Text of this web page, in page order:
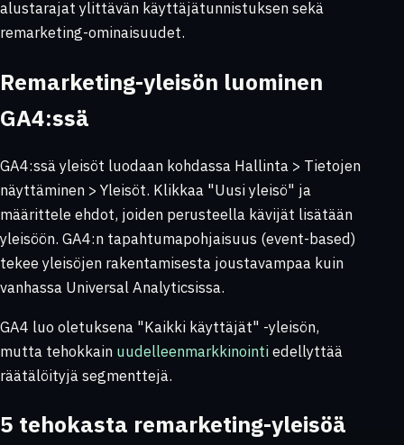
alustarajat ylittävän käyttäjätunnistuksen sekä
remarketing-ominaisuudet.
Remarketing-yleisön luominen
GA4:ssä
GA4:ssä yleisöt luodaan kohdassa Hallinta > Tietojen
näyttäminen > Yleisöt. Klikkaa "Uusi yleisö" ja
määrittele ehdot, joiden perusteella kävijät lisätään
yleisöön. GA4:n tapahtumapohjaisuus (event-based)
tekee yleisöjen rakentamisesta joustavampaa kuin
vanhassa Universal Analyticsissa.
GA4 luo oletuksena "Kaikki käyttäjät" -yleisön,
mutta tehokkain uudelleenmarkkinointiedellyttää
räätälöityjä segmenttejä.
5 tehokasta remarketing-yleisöä